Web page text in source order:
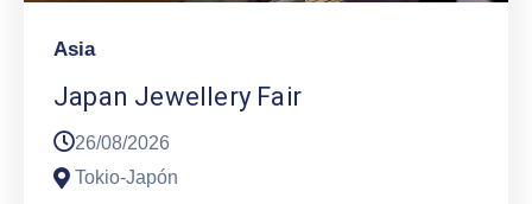
Asia
Japan Jewellery Fair
26/08/2026
Tokio-Japón